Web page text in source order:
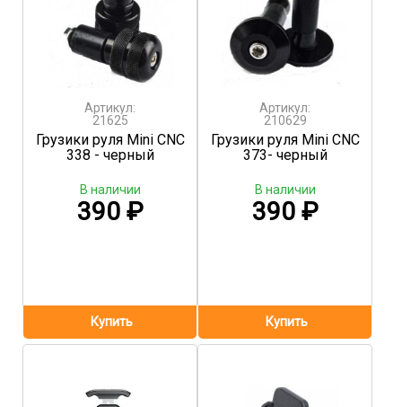
Артикул:
21625
Грузики руля Mini CNC
338 - черный
390 ₽
В наличии
Артикул:
210629
Грузики руля Mini CNC
373- черный
390 ₽
В наличии